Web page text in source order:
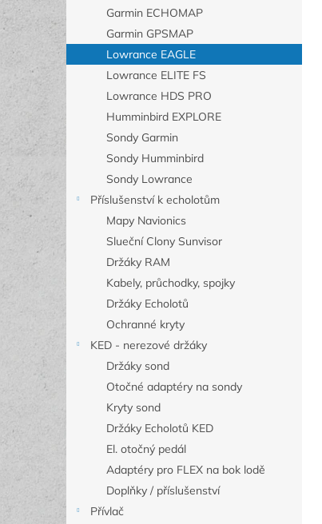
Garmin ECHOMAP
Garmin GPSMAP
Lowrance EAGLE
Lowrance ELITE FS
Lowrance HDS PRO
Humminbird EXPLORE
Sondy Garmin
Sondy Humminbird
Sondy Lowrance
Příslušenství k echolotům
Mapy Navionics
Slueční Clony Sunvisor
Držáky RAM
Kabely, průchodky, spojky
Držáky Echolotů
Ochranné kryty
KED - nerezové držáky
Držáky sond
Otočné adaptéry na sondy
Kryty sond
Držáky Echolotů KED
El. otočný pedál
Adaptéry pro FLEX na bok lodě
Doplňky / příslušenství
Přívlač